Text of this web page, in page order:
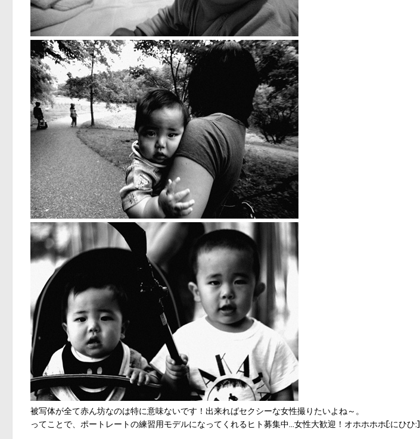
被写体が全て赤ん坊なのは特に意味ないです！出来ればセクシーな女性撮りたいよね～。
ってことで、ポートレートの練習用モデルになってくれるヒト募集中…女性大歓迎！オホホホホ[:にひひ:]